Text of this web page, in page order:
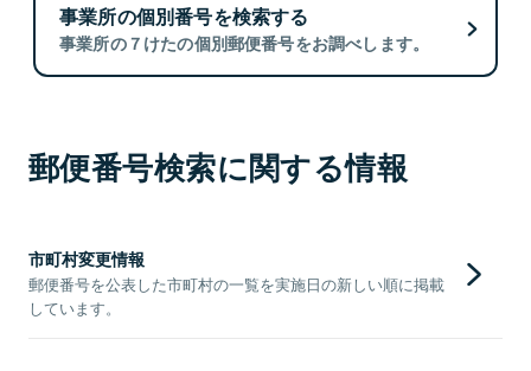
事業所の個別番号を検索する
事業所の７けたの個別郵便番号をお調べします。
郵便番号検索に関する情報
市町村変更情報
郵便番号を公表した市町村の一覧を実施日の新しい順に掲載
しています。